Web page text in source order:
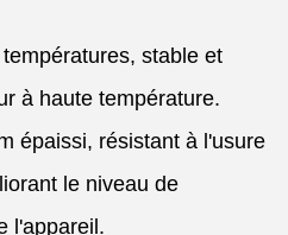
stable et
à haute température.
épaissi, résistant à l'usure
le niveau de
l'appareil.